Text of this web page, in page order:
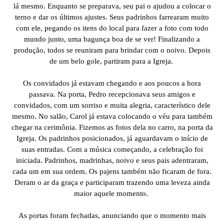
lá mesmo. Enquanto se preparava, seu pai o ajudou a colocar o
terno e dar os últimos ajustes. Seus padrinhos farrearam muito
com ele, pegando os itens do local para fazer a foto com todo
mundo junto, uma bagunça boa de se ver! Finalizando a
produção, todos se reuniram para brindar com o noivo. Depois
de um belo gole, partiram para a Igreja.
Os convidados já estavam chegando e aos poucos a hora
passava. Na porta, Pedro recepcionava seus amigos e
convidados, com um sorriso e muita alegria, característico dele
mesmo. No salão, Carol já estava colocando o véu para também
chegar na cerimônia. Fizemos as fotos dela no carro, na porta da
Igreja. Os padrinhos posicionados, já aguardavam o início de
suas entradas. Com a música começando, a celebração foi
iniciada. Padrinhos, madrinhas, noivo e seus pais adentraram,
cada um em sua ordem. Os pajens também não ficaram de fora.
Deram o ar da graça e participaram trazendo uma leveza ainda
maior aquele momento.
As portas foram fechadas, anunciando que o momento mais